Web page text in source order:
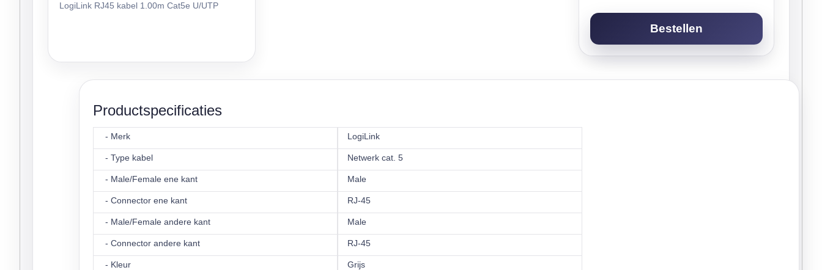
LogiLink RJ45 kabel 1.00m Cat5e U/UTP
Bestellen
Productspecificaties
- Merk LogiLink
- Type kabel Netwerk cat. 5
- Male/Female ene kant Male
- Connector ene kant RJ-45
- Male/Female andere kant Male
- Connector andere kant RJ-45
- Kleur Grijs